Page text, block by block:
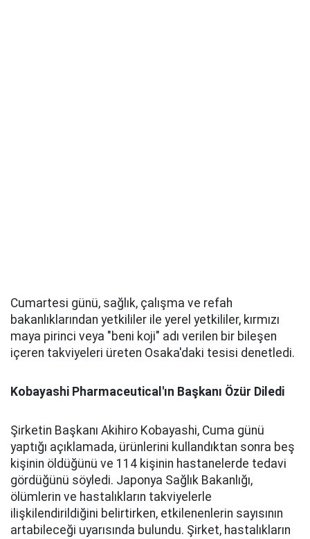
Cumartesi günü, sağlık, çalışma ve refah
bakanlıklarından yetkililer ile yerel yetkililer, kırmızı
maya pirinci veya "beni koji" adı verilen bir bileşen
içeren takviyeleri üreten Osaka'daki tesisi denetledi.
Kobayashi Pharmaceutical'ın Başkanı Özür Diledi
Şirketin Başkanı Akihiro Kobayashi, Cuma günü
yaptığı açıklamada, ürünlerini kullandıktan sonra beş
kişinin öldüğünü ve 114 kişinin hastanelerde tedavi
gördüğünü söyledi. Japonya Sağlık Bakanlığı,
ölümlerin ve hastalıkların takviyelerle
ilişkilendirildiğini belirtirken, etkilenenlerin sayısının
artabileceği uyarısında bulundu. Şirket, hastalıkların